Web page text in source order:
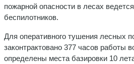
пожарной опасности в лесах
беспилотников.
Для оперативного тушения лесных
законтрактовано 377 часов работы
определены места базировки 10